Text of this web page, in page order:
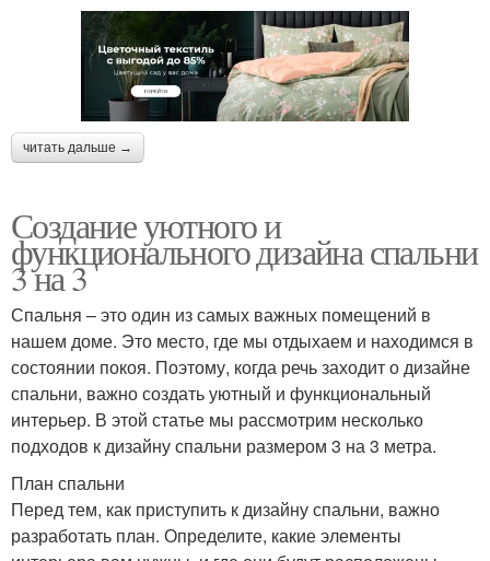
читать дальше →
Создание уютного и
функционального дизайна спальни
3 на 3
Спальня – это один из самых важных помещений в
нашем доме. Это место, где мы отдыхаем и находимся в
состоянии покоя. Поэтому, когда речь заходит о дизайне
спальни, важно создать уютный и функциональный
интерьер. В этой статье мы рассмотрим несколько
подходов к дизайну спальни размером 3 на 3 метра.
План спальни
Перед тем, как приступить к дизайну спальни, важно
разработать план. Определите, какие элементы